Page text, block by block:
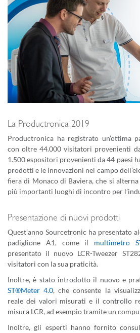
La Productronica 2019
Productronica ha registrato un’ottima
con oltre 44.000 visitatori provenienti
1.500 espositori provenienti da 44 paesi
prodotti e le innovazioni nel campo
fiera di Monaco di Baviera, che si alterna
più importanti luoghi di incontro per
Presentazione di nuovi prodotti
Quest’anno Sourcetronic ha presentato
padiglione A1, come il multimetro
presentato il nuovo LCR-Tweezer
visitatori con la sua praticità.
Inoltre, è stato introdotto il nuovo e
ST®Meter 4.0, che consente la
reale dei valori misurati e il controllo
misura LCR, ad esempio tramite un
Inoltre, gli esperti hanno fornito